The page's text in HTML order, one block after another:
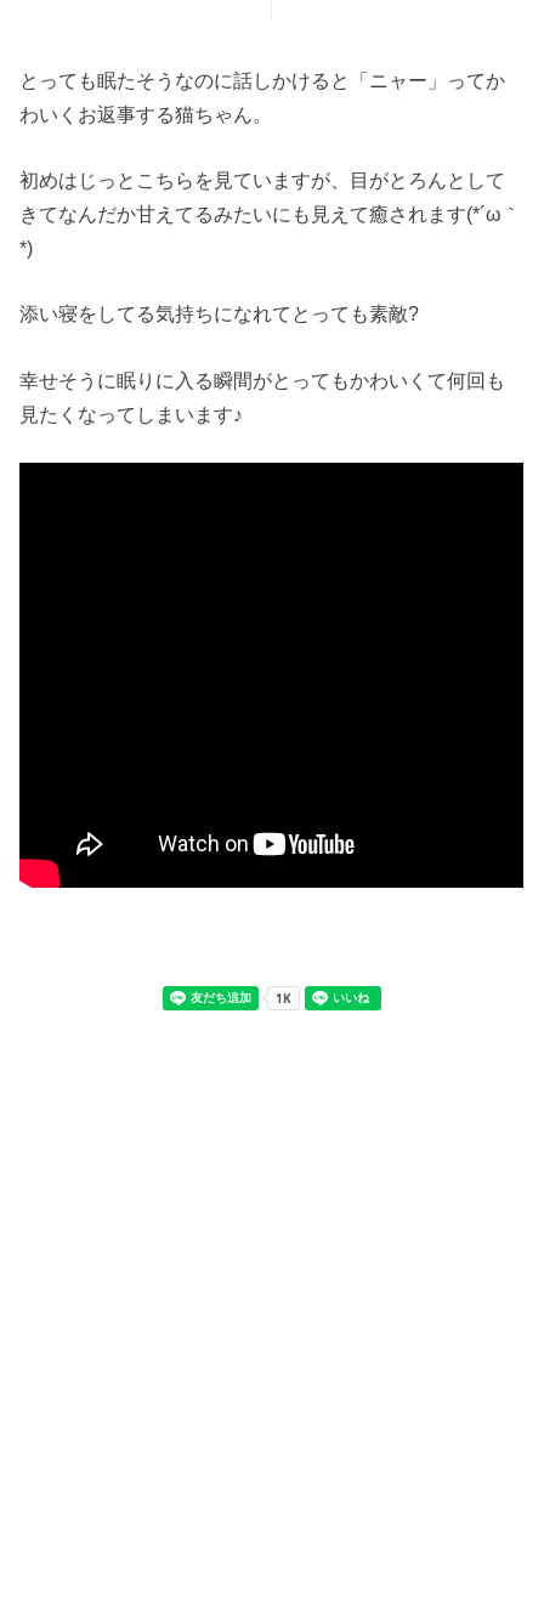
とっても眠たそうなのに話しかけると「ニャー」ってか
わいくお返事する猫ちゃん。
初めはじっとこちらを見ていますが、目がとろんとして
きてなんだか甘えてるみたいにも見えて癒されます(*´ω｀
*)
添い寝をしてる気持ちになれてとっても素敵?
幸せそうに眠りに入る瞬間がとってもかわいくて何回も
見たくなってしまいます♪